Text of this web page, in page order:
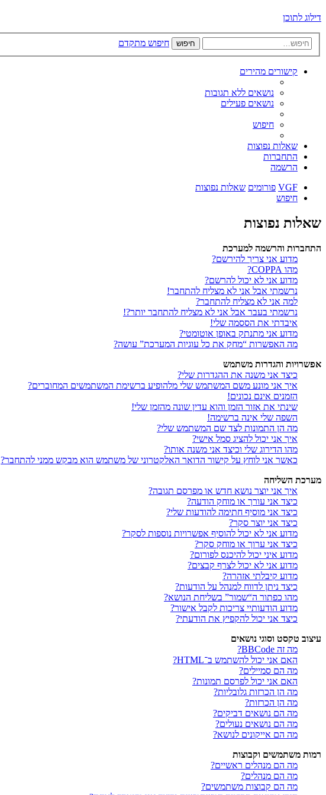
דילוג לתוכן
חיפוש חיפוש מתקדם
קישורים מהירים
נושאים ללא תגובות
נושאים פעילים
חיפוש
שאלות נפוצות
התחברות
הרשמה
VGF פורומים שאלות נפוצות
חיפוש
שאלות נפוצות
התחברות והרשמה למערכת
מדוע אני צריך להירשם?
מהו COPPA?
מדוע אני לא יכול להרשם?
נרשמתי אבל אני לא מצליח להתחבר!
למה אני לא מצליח להתחבר?
נרשמתי בעבר אבל אני לא מצליח להתחבר יותר?!
איבדתי את הססמה שלי!
מדוע אני מתנתק באופן אוטומטי?
מה האפשרות “מחק את כל עוגיות המערכת” עושה?
אפשרויות והגדרות משתמש
כיצד אני משנה את ההגדרות שלי?
איך אני מונע משם המשתמש שלי מלהופיע ברשימת המשתמשים המחוברים?
הזמנים אינם נכונים!
שינתי את אזור הזמן והוא עדין שונה מהזמן שלי!
השפה שלי אינה ברשימה!
מה הן התמונות לצד שם המשתמש שלי?
איך אני יכול להציג סמל אישי?
מהו הדירוג שלי וכיצד אני משנה אותו?
כאשר אני לוחץ על קישור הדואר האלקטרוני של משתמש הוא מבקש ממני להתחבר?
מערכת השליחה
איך אני יוצר נושא חדש או מפרסם תגובה?
כיצד אני עורך או מוחק הודעה?
כיצד אני מוסיף חתימה להודעות שלי?
כיצד אני יוצר סקר?
מדוע אני לא יכול להוסיף אפשרויות נוספות לסקר?
כיצד אני ערוך או מוחק סקר?
מדוע איני יכול להיכנס לפורום?
מדוע אני לא יכול לצרף קבצים?
מדוע קיבלתי אזהרה?
כיצד ניתן לדווח למנהל על הודעות?
מהו כפתור ה“שמור” בשליחת הנושא?
מדוע הודעותיי צריכות לקבל אישור?
כיצד אני יכול להקפיץ את הודעתי?
עיצוב טקסט וסוגי נושאים
מה זה BBCode?
האם אני יכול להשתמש ב־HTML?
מה הם סמיילים?
האם אני יכול לפרסם תמונות?
מה הן הכרזות גלובליות?
מה הן הכרזות?
מה הם נושאים דביקים?
מה הם נושאים נעולים?
מה הם אייקונים לנושא?
רמות משתמשים וקבוצות
מה הם מנהלים ראשיים?
מה הם מנהלים?
מה הם קבוצות משתמשים?